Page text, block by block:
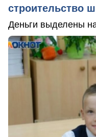
строительство
Деньги выделены